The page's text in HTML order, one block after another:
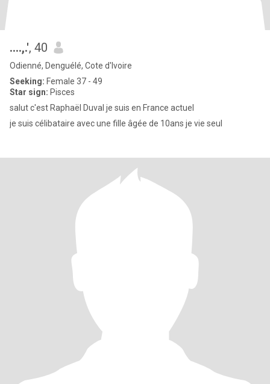
....,.', 40
Odienné, Denguélé, Cote d'Ivoire
Seeking: Female 37 - 49
Star sign: Pisces
salut c'est Raphaël Duval je suis en France actuel
je suis célibataire avec une fille âgée de 10ans je vie seul